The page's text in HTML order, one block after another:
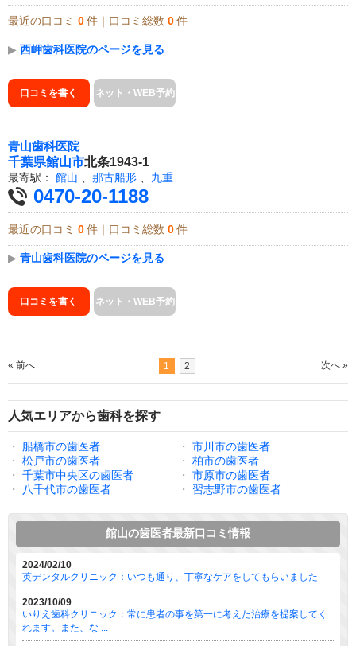
最近の口コミ 0 件｜口コミ総数 0 件
▶ 西岬歯科医院のページを見る
口コミを書く ネット・WEB予約
青山歯科医院
千葉県館山市北条1943-1
最寄駅： 館山 、 那古船形 、 九重
0470-20-1188
最近の口コミ 0 件｜口コミ総数 0 件
▶ 青山歯科医院のページを見る
口コミを書く ネット・WEB予約
« 前へ 1 2 次へ »
人気エリアから歯科を探す
・ 船橋市の歯医者 ・
市川市の歯医者
・
松戸市の歯医者 ・
柏市の歯医者
・
千葉市中央区の歯医者 ・
市原市の歯医者
・
八千代市の歯医者 ・ 習志野市の歯医者
館山の歯医者最新口コミ情報
2024/02/10
英デンタルクリニック：いつも通り、丁寧なケアをしてもらいました
2023/10/09
いりえ歯科クリニック：常に患者の事を第一に考えた治療を提案してく
れます。また、な ...